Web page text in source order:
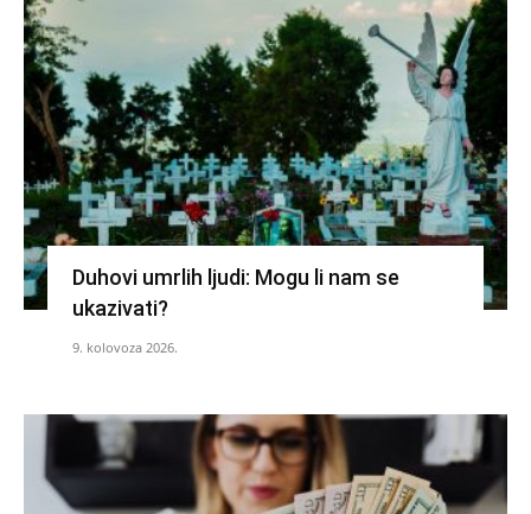
Duhovi umrlih ljudi: Mogu li nam se
ukazivati?
9. kolovoza 2026.